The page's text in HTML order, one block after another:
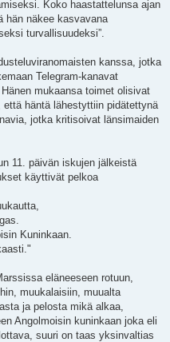
Koko haastattelunsa ajan
hän näkee kasvavana
turvallisuudeksi”.
kanssa, jotka
Telegram-kanavat
mukaansa toimet olisivat
että häntä lähestyttiin pidätettynä
jotka kritisoivat länsimaiden
11. päivän iskujen jälkeistä
käyttivät pelkoa
Kuninkaan.
eläneeseen rotuun,
muukalaisiin, muualta
ja pelosta mikä alkaa,
Angolmoisin kuninkaan joka eli
suuri on taas yksinvaltias